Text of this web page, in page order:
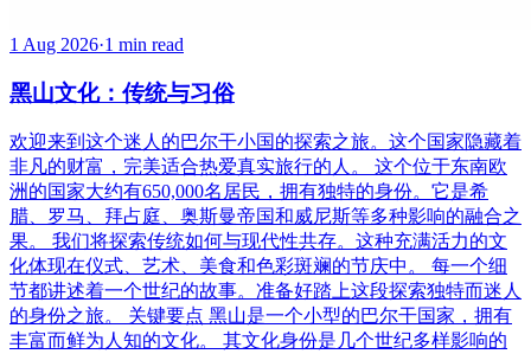
1 Aug 2026·1 min read
黑山文化：传统与习俗
欢迎来到这个迷人的巴尔干小国的探索之旅。这个国家隐藏着
非凡的财富，完美适合热爱真实旅行的人。 这个位于东南欧
洲的国家大约有650,000名居民，拥有独特的身份。它是希
腊、罗马、拜占庭、奥斯曼帝国和威尼斯等多种影响的融合之
果。 我们将探索传统如何与现代性共存。这种充满活力的文
化体现在仪式、艺术、美食和色彩斑斓的节庆中。 每一个细
节都讲述着一个世纪的故事。准备好踏上这段探索独特而迷人
的身份之旅。 关键要点 黑山是一个小型的巴尔干国家，拥有
丰富而鲜为人知的文化。 其文化身份是几个世纪多样影响的